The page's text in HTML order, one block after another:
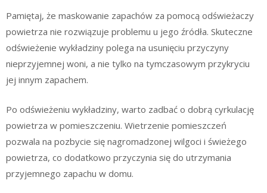
Pamiętaj, że maskowanie zapachów za pomocą odświeżaczy
powietrza nie rozwiązuje problemu u jego źródła. Skuteczne
odświeżenie wykładziny polega na usunięciu przyczyny
nieprzyjemnej woni, a nie tylko na tymczasowym przykryciu
jej innym zapachem.
Po odświeżeniu wykładziny, warto zadbać o dobrą cyrkulację
powietrza w pomieszczeniu. Wietrzenie pomieszczeń
pozwala na pozbycie się nagromadzonej wilgoci i świeżego
powietrza, co dodatkowo przyczynia się do utrzymania
przyjemnego zapachu w domu.